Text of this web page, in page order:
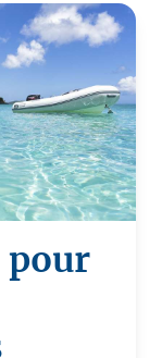
pour